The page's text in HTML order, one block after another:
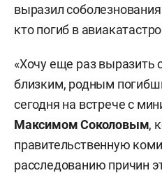
выразил
кто погиб в
«Хочу еще раз выразить
близким, родным
сегодня на встрече с
Максимом Соколовым,
правительственную
расследованию причин